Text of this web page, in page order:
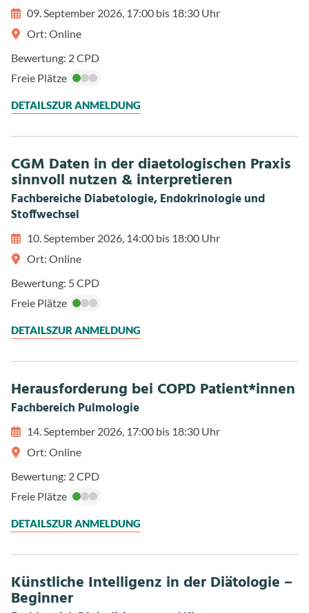
09. September 2026, 17:00 bis 18:30 Uhr
Ort: Online
Freie Plätze
Bewertung: 2 CPD
DETAILSZUR ANMELDUNG
CGM Daten in der diaetologischen Praxis
sinnvoll nutzen & interpretieren
Fachbereiche Diabetologie, Endokrinologie und
Stoffwechsel
10. September 2026, 14:00 bis 18:00 Uhr
Ort: Online
Freie Plätze
Bewertung: 5 CPD
DETAILSZUR ANMELDUNG
Herausforderung bei COPD Patient*innen
Fachbereich Pulmologie
14. September 2026, 17:00 bis 18:30 Uhr
Ort: Online
Freie Plätze
Bewertung: 2 CPD
DETAILSZUR ANMELDUNG
Künstliche Intelligenz in der Diätologie –
Beginner